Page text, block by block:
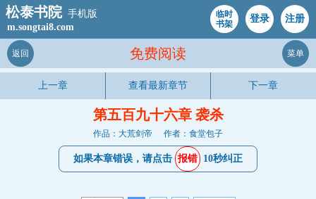
松泰书院 手机版
m.songtai8.com
临时
书架
登录 注册
免费阅读
返回 菜单
上一章 查看最新章节 下一章
第五百九十六章 袭杀
作品：大荒剑帝 作者：食堂包子
如果本章错误，请点击 报错 10秒纠正